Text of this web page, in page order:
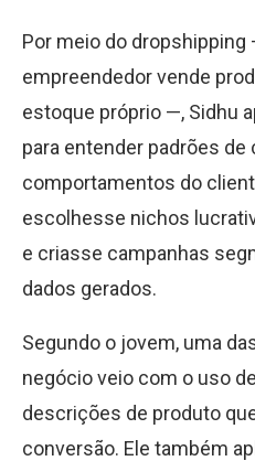
Por meio do dropshipping
empreendedor vende
estoque próprio —, Sidhu
para entender padrões
comportamentos do
escolhesse nichos
e criasse campanhas
dados gerados.
Segundo o jovem, uma
negócio veio com o uso
descrições de produto
conversão. Ele também